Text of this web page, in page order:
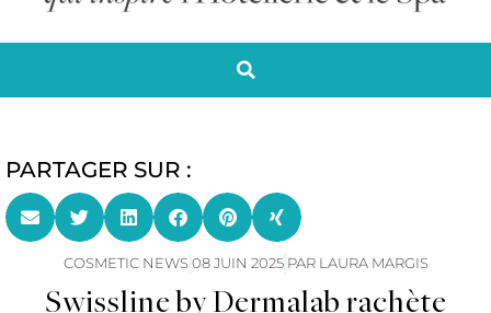
PARTAGER SUR :
COSMETIC NEWS 08 JUIN 2025 PARLAURA MARGIS
Swissline by Dermalab rachète